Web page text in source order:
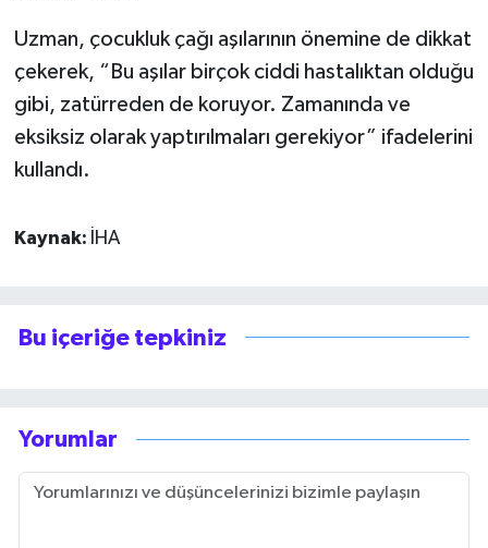
Uzman, çocukluk çağı aşılarının önemine de dikkat
çekerek, “Bu aşılar birçok ciddi hastalıktan olduğu
gibi, zatürreden de koruyor. Zamanında ve
eksiksiz olarak yaptırılmaları gerekiyor” ifadelerini
kullandı.
Kaynak: İHA
Bu içeriğe tepkiniz
Yorumlar